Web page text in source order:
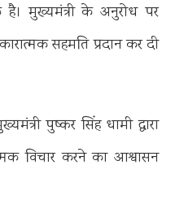
है। मुख्यमंत्री के अनुरोध पर
सहमति प्रदान कर दी
पुष्कर सिंह धामी द्वारा
विचार करने का आश्वासन